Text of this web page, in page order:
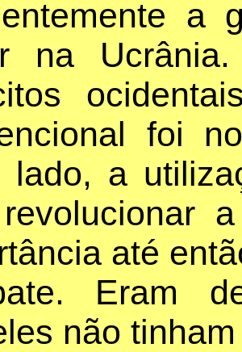
a
na
foi
lado, a
até
Eram
não